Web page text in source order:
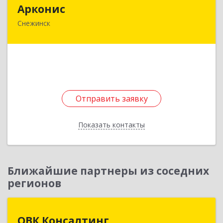
Арконис
Снежинск
Отправить заявку
Показать контакты
Отправить заявку
Назад
Ближайшие партнеры из соседних
регионов